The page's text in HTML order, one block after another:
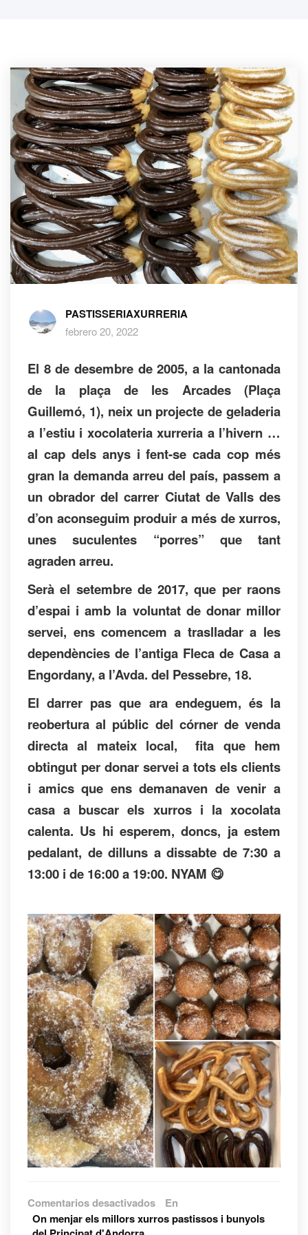
😋
PASTISSERIAXURRERIA
febrero 20, 2022
El 8 de desembre de 2005, a la cantonada
de la plaça de les Arcades (Plaça
Guillemó, 1), neix un projecte de geladeria
a l’estiu i xocolateria xurreria a l’hivern …
al cap dels anys i fent-se cada cop més
gran la demanda arreu del país, passem a
un obrador del carrer Ciutat de Valls des
d’on aconseguim produir a més de xurros,
unes suculentes “porres” que tant
agraden arreu.
Serà el setembre de 2017, que per raons
d’espai i amb la voluntat de donar millor
servei, ens comencem a traslladar a les
dependències de l’antiga Fleca de Casa a
Engordany, a l’Avda. del Pessebre, 18.
El darrer pas que ara endeguem, és la
reobertura al públic del córner de venda
directa al mateix local, fita que hem
obtingut per donar servei a tots els clients
i amics que ens demanaven de venir a
casa a buscar els xurros i la xocolata
calenta. Us hi esperem, doncs, ja estem
pedalant, de dilluns a dissabte de 7:30 a
13:00 i de 16:00 a 19:00. NYAM 😋
Comentarios desactivadosen
La
En
On menjar els millors xurros pastissos i bunyols